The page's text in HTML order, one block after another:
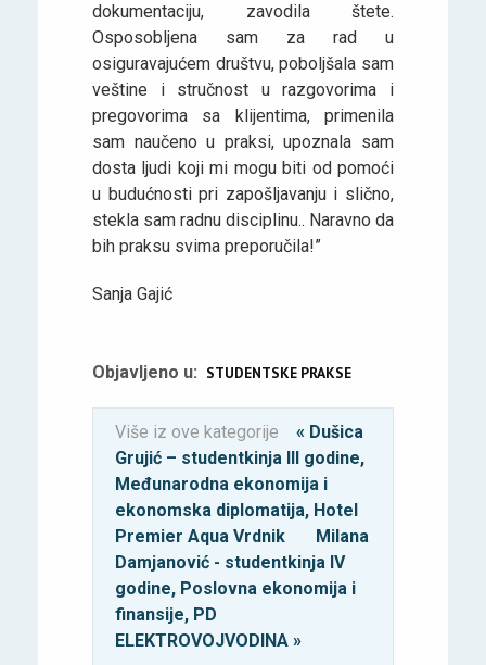
dokumentaciju, zavodila štete.
Osposobljena sam za rad u
osiguravajućem društvu, poboljšala sam
veštine i stručnost u razgovorima i
pregovorima sa klijentima, primenila
sam naučeno u praksi, upoznala sam
dosta ljudi koji mi mogu biti od pomoći
u budućnosti pri zapošljavanju i slično,
stekla sam radnu disciplinu.. Naravno da
bih praksu svima preporučila!”
Sanja Gajić
Objavljeno u: STUDENTSKE PRAKSE
Više iz ove kategorije
« Dušica
Grujić – studentkinja III godine,
Međunarodna ekonomija i
ekonomska diplomatija, Hotel
Premier Aqua Vrdnik
Milana
Damjanović - studentkinja IV
godine, Poslovna ekonomija i
finansije, PD
ELEKTROVOJVODINA »